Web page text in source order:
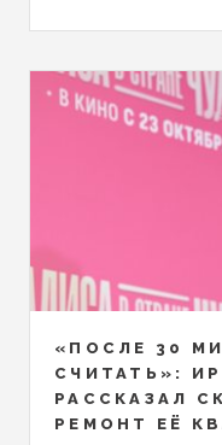
«ПОСЛЕ 30
СЧИТАТЬ»:
РАССКАЗАЛ
РЕМОНТ ЕЁ